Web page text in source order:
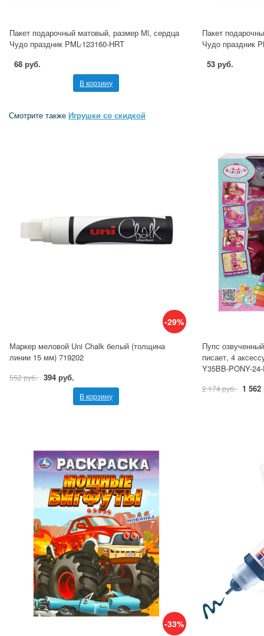
Пакет подарочный матовый, размер Мl, сердца
Чудо праздник PML-123160-HRT
68 руб.
В корзину
Пакет
Чудо праздник
53 руб.
Смотрите также Игрушки со скидкой
-29%
Маркер меловой Uni Chalk белый (толщина
линии 15 мм) 719202
552 руб. 394 руб.
В корзину
Пупс
писает, 4
Y35BB-PONY-
2 174 руб. 1 562
-33%